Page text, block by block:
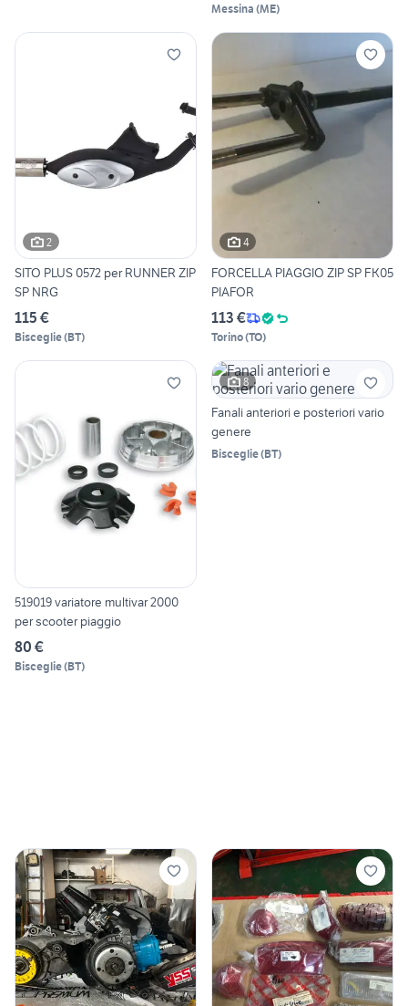
Messina (ME)
2
SITO PLUS 0572 per RUNNER ZIP
SP NRG
115 €
Bisceglie(BT)
4
FORCELLA PIAGGIO ZIP SP FK05
PIAFOR
113 €
Torino(TO)
519019 variatore multivar 2000
per scooter piaggio
80 €
Bisceglie(BT)
8
Fanali anteriori e posteriori vario
genere
Bisceglie(BT)